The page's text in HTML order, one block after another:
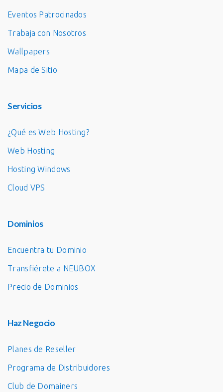
Eventos Patrocinados
Trabaja con Nosotros
Wallpapers
Mapa de Sitio
Servicios
¿Qué es Web Hosting?
Web Hosting
Hosting Windows
Cloud VPS
Dominios
Encuentra tu Dominio
Transfiérete a NEUBOX
Precio de Dominios
Haz Negocio
Planes de Reseller
Programa de Distribuidores
Club de Domainers